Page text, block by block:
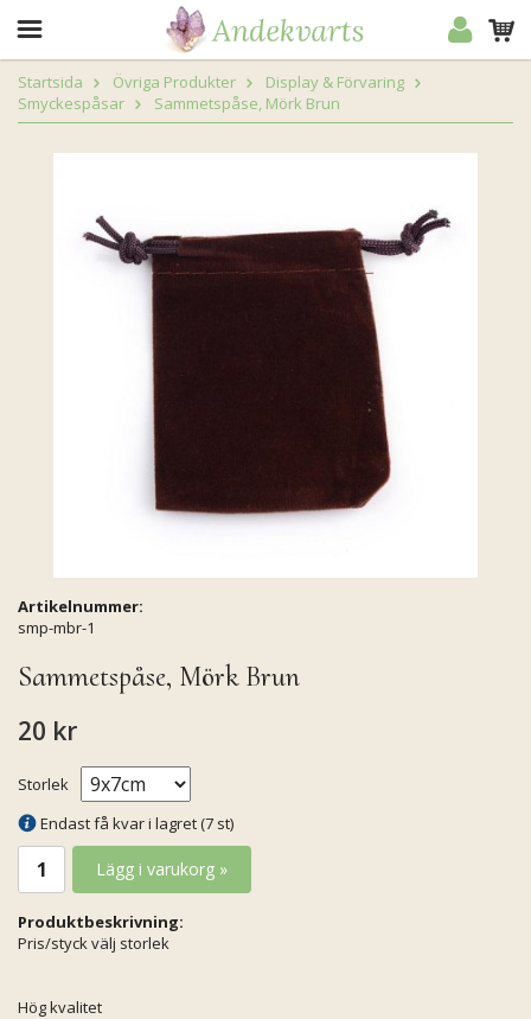
Startsida Övriga Produkter
Display & Förvaring
Smyckespåsar
Sammetspåse, Mörk Brun
Artikelnummer:
smp-mbr-1
Sammetspåse, Mörk Brun
20 kr
Storlek
Endast få kvar i lagret (7 st)
Lägg i varukorg »
Produktbeskrivning:
Pris/styck välj storlek
Hög kvalitet